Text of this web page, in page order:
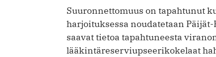
Suuronnettomuus on tapahtunut
harjoituksessa noudatetaan
saavat tietoa tapahtuneesta
lääkintäreserviupseerikokelaat